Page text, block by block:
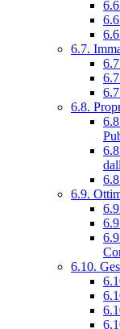
6.7.
6.8.
6.9.
6.10.